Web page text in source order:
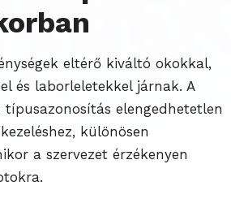
eltérő kiváltó okokkal,
és laborleletekkel járnak. A
típusazonosítás elengedhetetlen
különösen
a szervezet érzékenyen